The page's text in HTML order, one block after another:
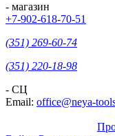
- магазин
+7-902-618-70-51
(351) 269-60-74
(351) 220-18-98
- СЦ
Email: office@neya-